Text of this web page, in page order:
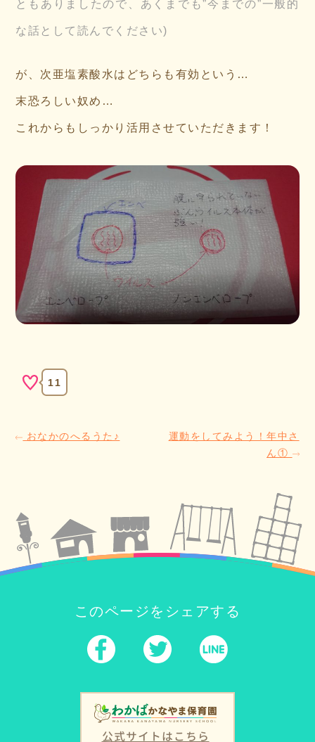
ともありましたので、あくまでも”今までの”一般的
な話として読んでください)
が、次亜塩素酸水はどちらも有効という…
末恐ろしい奴め…
これからもしっかり活用させていただきます！
11
おなかのへるうた♪
運動をしてみよう！年中さ
ん①
このページをシェアする
公式サイトはこちら